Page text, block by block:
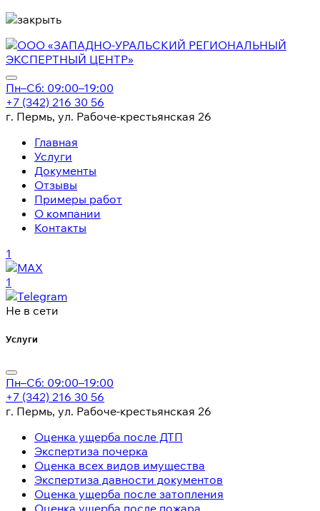
Пн–Сб: 09:00–19:00
+7 (342) 216 30 56
г. Пермь, ул. Рабоче-крестьянская 26
Главная
Услуги
Документы
Отзывы
Примеры работ
О компании
Контакты
1
1
Не в сети
Услуги
Пн–Сб: 09:00–19:00
+7 (342) 216 30 56
г. Пермь, ул. Рабоче-крестьянская 26
Оценка ущерба после ДТП
Экспертиза почерка
Оценка всех видов имущества
Экспертиза давности документов
Оценка ущерба после затопления
Оценка ущерба после пожара